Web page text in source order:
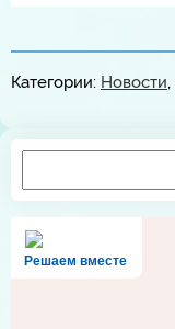
Категории: Новости,
Решаем вместе